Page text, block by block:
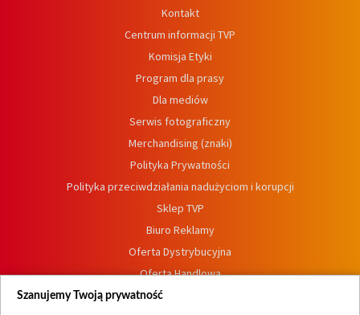
Kontakt
Centrum informacji TVP
Komisja Etyki
Program dla prasy
Dla mediów
Serwis fotograficzny
Merchandising (znaki)
Polityka Prywatności
Polityka przeciwdziałania nadużyciom i korupcji
Sklep TVP
Biuro Reklamy
Oferta Dystrybucyjna
Oferta Handlowa
Dostępność
Szanujemy Twoją prywatność